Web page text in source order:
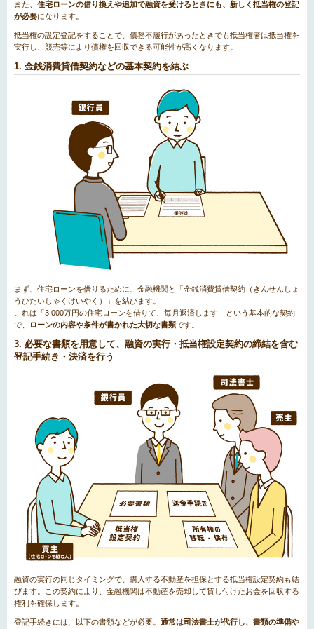
また、 住宅ローンの借り換えや追加で融資を受けるときにも、新しく抵当権の登記
が必要になります。
抵当権の設定登記をすることで、債務不履行があったときでも抵当権者は抵当権を
実行し、競売等により債権を回収できる可能性が高くなります。
1. 金銭消費貸借契約などの基本契約を結ぶ
まず、住宅ローンを借りるために、金融機関と「金銭消費貸借契約（きんせんしょ
うひたいしゃくけいやく）」を結びます。
これは「3,000万円の住宅ローンを借りて、毎月返済します」という基本的な契約
で、
ローンの内容や条件が書かれた大切な書類です。
3. 必要な書類を用意して、融資の実行・抵当権設定契約の締結を含む
登記手続き・決済を行う
融資の実行の同じタイミングで、購入する不動産を担保とする抵当権設定契約も結
びます。この契約により、金融機関は不動産を売却して貸し付けたお金を回収する
権利を確保します。
登記手続きには、以下の書類などが必要。 通常は司法書士が代行し、書類の準備や